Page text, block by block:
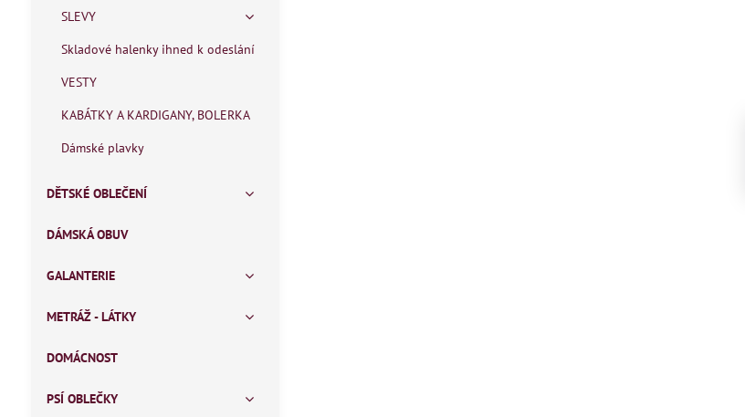
SLEVY
Skladové halenky ihned k odeslání
VESTY
KABÁTKY A KARDIGANY, BOLERKA
Dámské plavky
DĚTSKÉ OBLEČENÍ
DÁMSKÁ OBUV
GALANTERIE
METRÁŽ - LÁTKY
DOMÁCNOST
PSÍ OBLEČKY